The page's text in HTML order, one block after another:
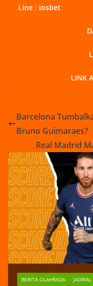
Line : iosbet
LINK
Barcelona
Bruno Guimaraes?
Real Madrid
BERITA OLAHRAGA